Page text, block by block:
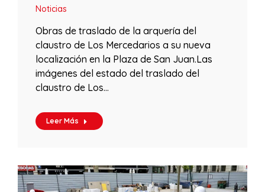
Noticias
Obras de traslado de la arquería del
claustro de Los Mercedarios a su nueva
localización en la Plaza de San Juan.Las
imágenes del estado del traslado del
claustro de Los…
Leer Más